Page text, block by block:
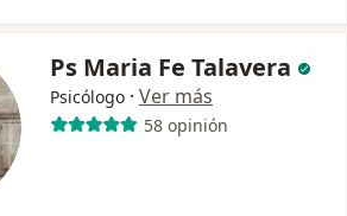
Ps Maria Fe Talavera
Psicólogo · Ver más
58 opinión